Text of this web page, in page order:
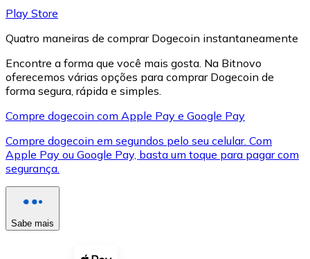
XRP
XRP
Ver tudo
Cupons cripto
Play Store
Quatro maneiras de comprar Dogecoin instantaneamente
Encontre a forma que você mais gosta. Na Bitnovo
oferecemos várias opções para comprar Dogecoin de
forma segura, rápida e simples.
Compre dogecoin com Apple Pay e Google Pay
Compre dogecoin em segundos pelo seu celular. Com
Apple Pay ou Google Pay, basta um toque para pagar com
segurança.
Sabe mais